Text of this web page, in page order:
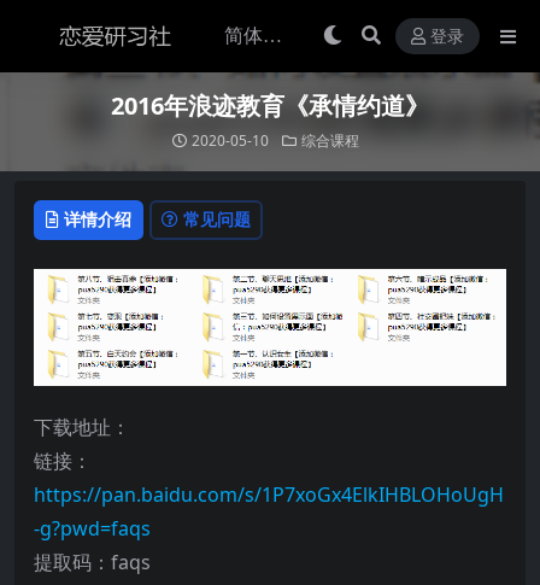
登录
2016年浪迹教育《承情约道》
2020-05-10 综合课程
详情介绍 常见问题
下载地址：
链接：
https://pan.baidu.com/s/1P7xoGx4ElkIHBLOHoUgH
-g?pwd=faqs
提取码：faqs